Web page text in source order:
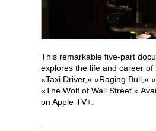
This remarkable five-part
explores the life and career of
«Taxi Driver,» «Raging Bull,»
«The Wolf of Wall Street.»
on Apple TV+.